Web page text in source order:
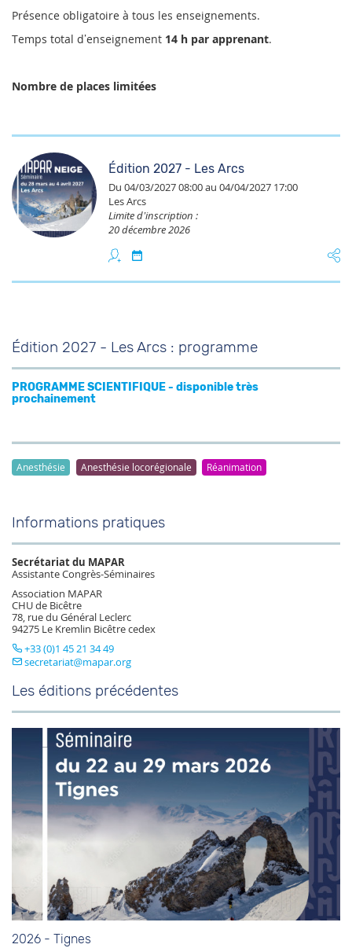
Présence obligatoire à tous les enseignements.
Temps total d’enseignement 14 h par apprenant.
Nombre de places limitées
Édition 2027 - Les Arcs
Du 04/03/2027 08:00 au 04/04/2027 17:00
Les Arcs
Limite d’inscription :
20 décembre 2026
Édition 2027 - Les Arcs : programme
PROGRAMME SCIENTIFIQUE - disponible très
prochainement
Anesthésie Anesthésie locorégionale Réanimation
Informations pratiques
Secrétariat du MAPAR
Assistante Congrès-Séminaires
Association MAPAR
CHU de Bicêtre
78, rue du Général Leclerc
94275 Le Kremlin Bicêtre cedex
+33 (0)1 45 21 34 49
secretariat
mapar.org
Les éditions précédentes
2026 - Tignes